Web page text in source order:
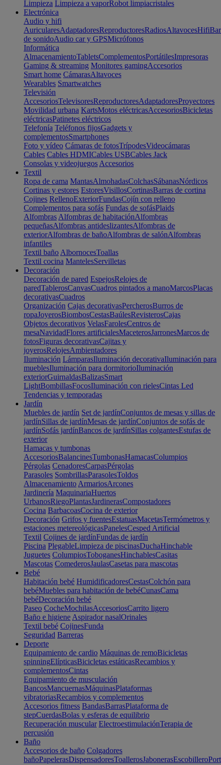
Limpieza Limpieza a vaporRobot limpiacristales
Electrónica
Audio y hifi
AuricularesAdaptadoresReproductoresRadiosAltavocesHifi
de sonidoAudio car y GPSMicrófonos
Informática
AlmacenamientoTabletsComplementosPortátilesImpresoras
Gaming & streaming Monitores gamingAccesorios
Smart home CámarasAltavoces
Wearables Smartwatches
Televisión
AccesoriosTelevisoresReproductoresAdaptadoresProyectores
Movilidad urbana KartsMotos eléctricasAccesoriosBicicletas
eléctricasPatinetes eléctricos
Telefonía Teléfonos fijosGadgets y
complementosSmartphones
Foto y vídeo Cámaras de fotosTrípodesVideocámaras
Cables Cables HDMICables USBCables Jack
Consolas y videojuegos Accesorios
Textil
Ropa de cama MantasAlmohadasColchasSábanasNórdicos
Cortinas y estores EstoresVisillosCortinasBarras de cortina
Cojines RellenoExteriorFundasCojín con relleno
Complementos para sofás Fundas de sofásPlaids
Alfombras Alfombras de habitaciónAlfombras
pequeñasAlfombras antideslizantesAlfombras de
exteriorAlfombras de bañoAlfombras de salónAlfombras
infantiles
Textil baño AlbornocesToallas
Textil cocina MantelesServilletas
Decoración
Decoración de pared EspejosRelojes de
paredTablerosCanvasCuadros pintados a manoMarcosPlacas
decorativasCuadros
Organización Cajas decorativasPercherosBurros de
ropaJoyerosBiombosCestasBaúlesRevisterosCajas
Objetos decorativos VelasFarolesCentros de
mesaNavidadFlores artificialesMaceterosJarronesMarcos de
fotosFiguras decorativasCajitas y
joyerosRelojesAmbientadores
Iluminación LámparasIluminación decorativaIluminación para
mueblesIluminación para dormitorioIluminación
exteriorGuirnaldasBalizasSmart
LightBombillasFocosIluminación con rielesCintas Led
Tendencias y temporadas
Jardín
Muebles de jardín Set de jardínConjuntos de mesas y sillas de
jardínSillas de jardínMesas de jardínConjuntos de sofás de
jardínSofás jardínBancos de jardínSillas colgantesEstufas de
exterior
Hamacas y tumbonas
AccesoriosBalancinesTumbonasHamacasColumpios
Pérgolas CenadoresCarpasPérgolas
Parasoles SombrillasParasolesToldos
Almacenamiento ArmariosArcones
Jardinería MaquinariaHuertos
UrbanosRiegoPlantasJardinerasCompostadores
Cocina BarbacoasCocina de exterior
Decoración Grifos y fuentesEstatuasMacetasTermómetros y
estaciones metereológicasPanelesCesped Artificial
Textil Cojines de jardínFundas de jardín
Piscina PlegableLimpieza de piscinasDuchaHinchable
Juguetes ColumpiosToboganesHinchablesCasitas
Mascotas ComederosJaulasCasetas para mascotas
Bebé
Habitación bebé HumidificadoresCestasColchón para
bebéMuebles para habitación de bebéCunasCama
bebéDecoración bebé
Paseo CocheMochilasAccesoriosCarrito ligero
Baño e higiene Aspirador nasalOrinales
Textil bebé CojinesFunda
Seguridad Barreras
Deporte
Equipamiento de cardio Máquinas de remoBicicletas
spinningElípticasBicicletas estáticasRecambios y
complementosCintas
Equipamiento de musculación
BancosMancuernasMáquinasPlataformas
vibratoriasRecambios y complementos
Accesorios fitness BandasBarrasPlataforma de
stepCuerdasBolas y esferas de equilibrio
Recuperación muscular ElectroestimulaciónTerapia de
percusión
Baño
Accesorios de baño Colgadores
bañoPapelerasDispensadoresToallerosJabonerasEscobillero